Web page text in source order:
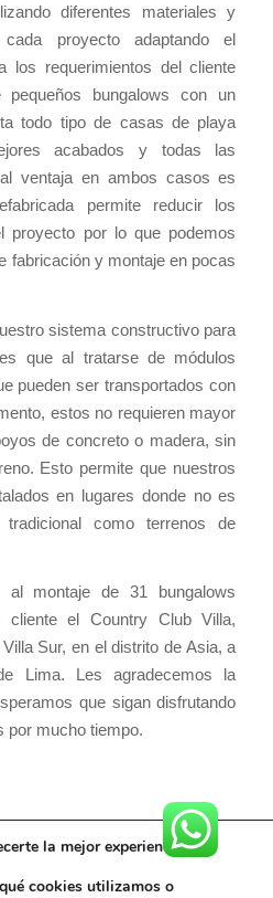
diferentes materiales y
cada proyecto adaptando el
los requerimientos del cliente
pequeños bungalows con un
todo tipo de casas de playa
acabados y todas las
ventaja en ambos casos es
permite reducir los
proyecto por lo que podemos
fabricación y montaje en pocas
sistema constructivo para
que al tratarse de módulos
pueden ser transportados con
estos no requieren mayor
de concreto o madera, sin
Esto permite que nuestros
en lugares donde no es
como terrenos de
al montaje de 31 bungalows
cliente el Country Club Villa,
Sur, en el distrito de Asia, a
Lima. Les agradecemos la
que sigan disfrutando
por mucho tiempo.
la mejor experiencia en
cookies utilizamos o